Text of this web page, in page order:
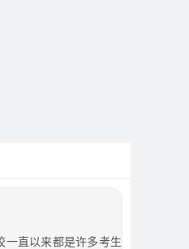
一直以来都是许多考生